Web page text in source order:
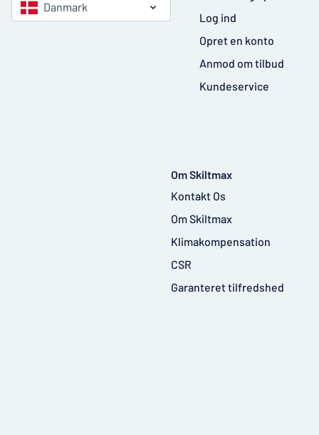
Danmark
Log ind
Opret en konto
Anmod om tilbud
Kundeservice
Om Skiltmax
Kontakt Os
Om Skiltmax
Klimakompensation
CSR
Garanteret tilfredshed